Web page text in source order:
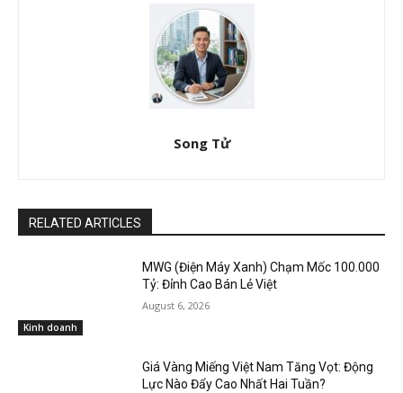
Song Tử
RELATED ARTICLES
Kinh doanh
MWG (Điện Máy Xanh) Chạm Mốc 100.000
Tỷ: Đỉnh Cao Bán Lẻ Việt
August 6, 2026
Giá Vàng Miếng Việt Nam Tăng Vọt: Động
Lực Nào Đẩy Cao Nhất Hai Tuần?